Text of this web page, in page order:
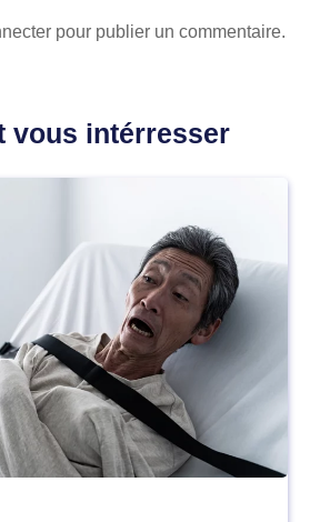
pour publier un commentaire.
vous intérresser